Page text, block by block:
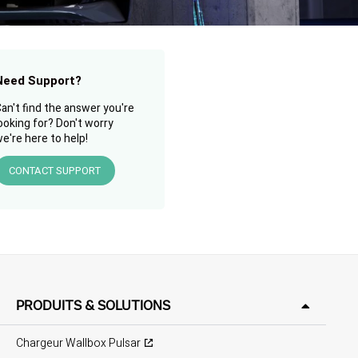
Support?
find the answer you're
for? Don't worry
here to help!
CONTACT SUPPORT
PRODUITS & SOLUTIONS
Chargeur Wallbox Pulsar